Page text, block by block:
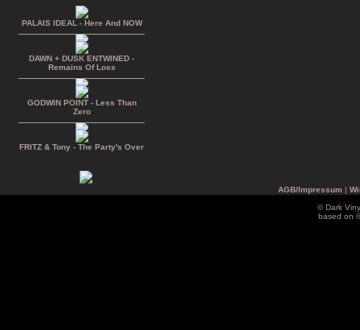
PALAIS IDEAL - Here And NOW
DAWN + DUSK ENTWINED -
Remains Of Loss
GODWIN POINT - Less Than
Zero
FRITZ & Tony - The Party's Over
AGB/Impressum|
© Dark
based on